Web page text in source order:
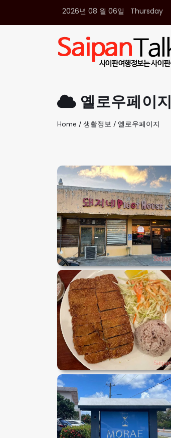
2026년 08 월 06일 Thursday
옐로우페이지
Home / 생활정보 / 옐로우페이지
여행정보
생활정보